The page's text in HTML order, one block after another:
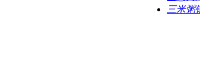
三米粥